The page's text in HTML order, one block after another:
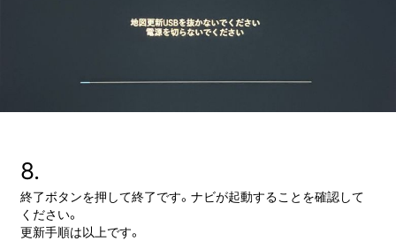
8.
終了ボタンを押して終了です。ナビが起動することを確認して
ください。
更新手順は以上です。